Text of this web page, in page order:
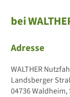
bei
Adresse
WALTHER
Landsberger
04736 Waldheim,